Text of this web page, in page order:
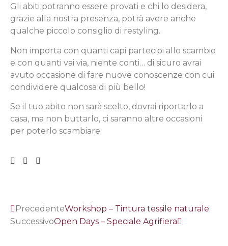
Gli abiti potranno essere provati e chi lo desidera,
grazie alla nostra presenza, potrà avere anche
qualche piccolo consiglio di restyling.
Non importa con quanti capi partecipi allo scambio
e con quanti vai via, niente conti… di sicuro avrai
avuto occasione di fare nuove conoscenze con cui
condividere qualcosa di più bello!
Se il tuo abito non sarà scelto, dovrai riportarlo a
casa, ma non buttarlo, ci saranno altre occasioni
per poterlo scambiare.
PrecedenteWorkshop – Tintura tessile naturale
SuccessivoOpen Days – Speciale Agrifiera